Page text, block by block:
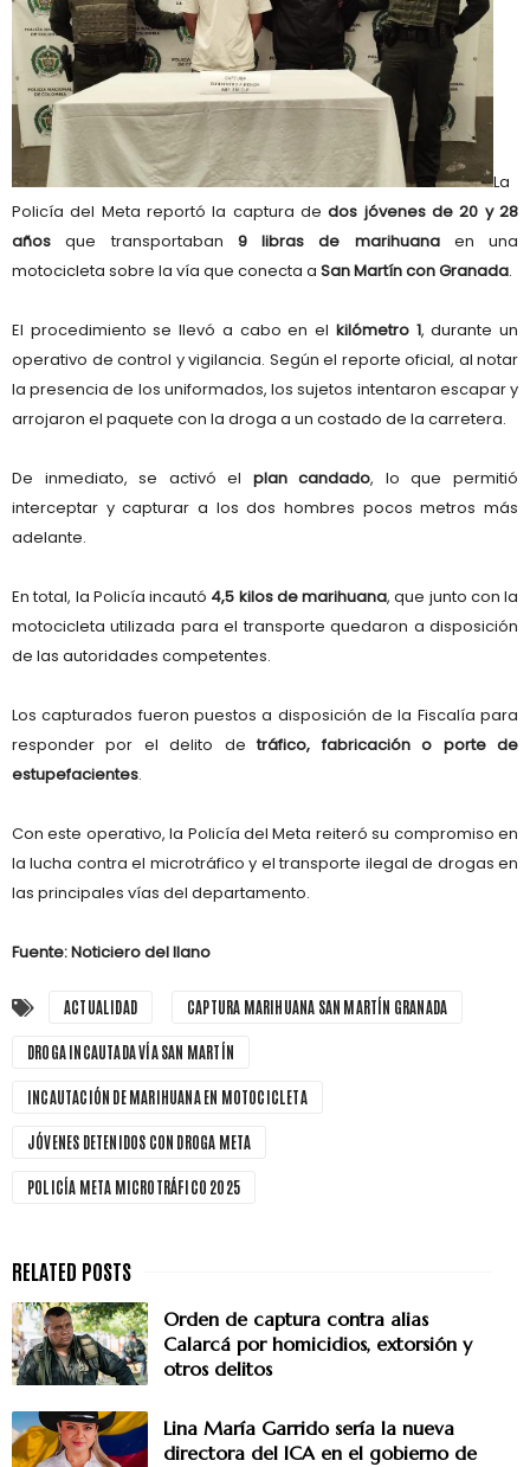
La
Policía del Meta reportó la captura dedos jóvenes de 20 y 28
años que transportaban 9 libras de marihuanaen una
motocicleta sobre la vía que conecta a San Martín con Granada.
El procedimiento se llevó a cabo en el kilómetro 1, durante un
operativo de control y vigilancia. Según el reporte oficial, al notar
la presencia de los uniformados, los sujetos intentaron escapar y
arrojaron el paquete con la droga a un costado de la carretera.
De inmediato, se activó el plan candado, lo que permitió
interceptar y capturar a los dos hombres pocos metros más
adelante.
En total, la Policía incautó 4,5 kilos de marihuana, que junto con la
motocicleta utilizada para el transporte quedaron a disposición
de las autoridades competentes.
Los capturados fueron puestos a disposición de la Fiscalía para
responder por el delito detráfico, fabricación o porte de
estupefacientes.
Con este operativo, la Policía del Meta reiteró su compromiso en
la lucha contra el microtráfico y el transporte ilegal de drogas en
las principales vías del departamento.
Fuente: Noticiero del llano
ACTUALIDAD CAPTURA MARIHUANA SAN MARTÍN GRANADA
DROGA INCAUTADA VÍA SAN MARTÍN
INCAUTACIÓN DE MARIHUANA EN MOTOCICLETA
JÓVENES DETENIDOS CON DROGA META
POLICÍA META MICROTRÁFICO 2025
Orden de captura contra alias
Calarcá por homicidios, extorsión y
otros delitos
Lina María Garrido sería la nueva
directora del ICA en el gobierno de